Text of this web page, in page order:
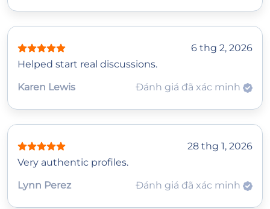
6 thg 2, 2026
Helped start real discussions.
Karen Lewis
Đánh giá đã xác minh
28 thg 1, 2026
Very authentic profiles.
Lynn Perez
Đánh giá đã xác minh